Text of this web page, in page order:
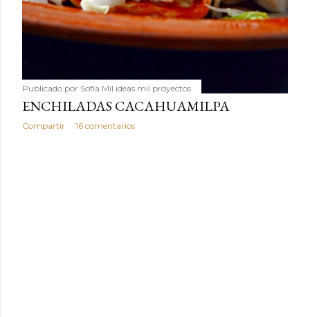
Publicado por Sofía Mil ideas mil proyectos
ENCHILADAS CACAHUAMILPA
Compartir 16 comentarios